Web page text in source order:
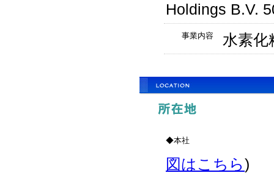
Holdings B.V.
事業内容 水素化
◆本社
図はこちら)